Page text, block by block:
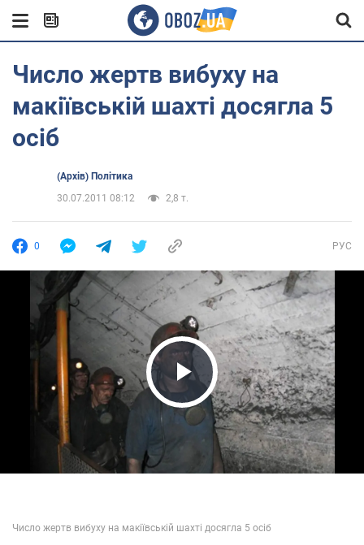
Число жертв вибуху на
макіївській шахті досягла 5
осіб
(Архів) Політика
30.07.2011 08:12
2,8 т.
0 РУС
Play Video